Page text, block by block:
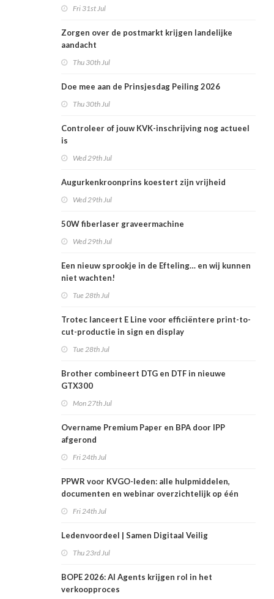
Fri 31st Jul
Zorgen over de postmarkt krijgen landelijke
aandacht
Thu 30th Jul
Doe mee aan de Prinsjesdag Peiling 2026
Thu 30th Jul
Controleer of jouw KVK-inschrijving nog actueel
is
Wed 29th Jul
Augurkenkroonprins koestert zijn vrijheid
Wed 29th Jul
50W fiberlaser graveermachine
Wed 29th Jul
Een nieuw sprookje in de Efteling… en wij kunnen
niet wachten!
Tue 28th Jul
Trotec lanceert E Line voor efficiëntere print-to-
cut-productie in sign en display
Tue 28th Jul
Brother combineert DTG en DTF in nieuwe
GTX300
Mon 27th Jul
Overname Premium Paper en BPA door IPP
afgerond
Fri 24th Jul
PPWR voor KVGO-leden: alle hulpmiddelen,
documenten en webinar overzichtelijk op één
Fri 24th Jul
Ledenvoordeel | Samen Digitaal Veilig
Thu 23rd Jul
BOPE 2026: AI Agents krijgen rol in het
verkoopproces